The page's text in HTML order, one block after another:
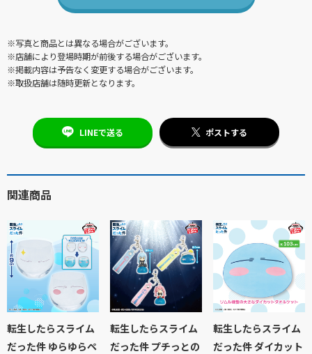
※写真と商品とは異なる場合がございます。
※店舗により登場時期が前後する場合がございます。
※掲載内容は予告なく変更する場合がございます。
※取扱店舗は随時更新となります。
LINEで送る ポストする
関連商品
転生したらスライム
だった件 ゆらゆらペ
転生したらスライム
だった件 プチっとの
転生したらスライム
だった件 ダイカット